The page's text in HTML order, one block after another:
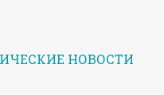
НОВОСТИ